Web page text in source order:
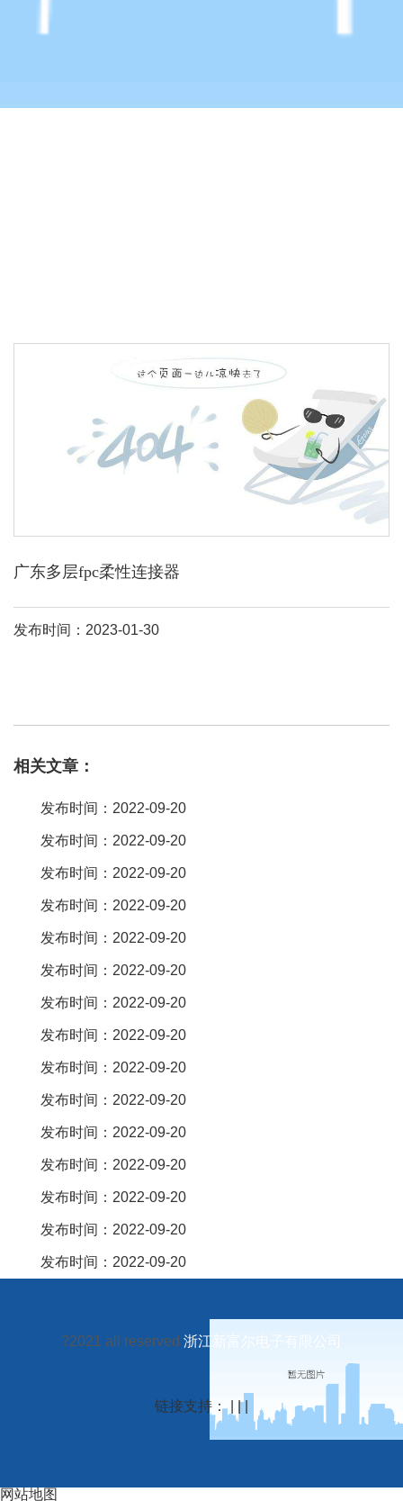
广东多层fpc柔性连接器
发布时间：2023-01-30
额定等级 (ac/dc) 接触电阻（初 期） 绝缘电阻 绝缘电压 机械耐久性
min。 ac200v 。全间距 tp：最外部两条导体中心线之间的距离，
tp=p*（n-1）；总宽度 w：排线两个边缘中间的距离，w=p*（n
1）；总长度 tl：排线两端的距离；插入厚度 tt：排线两个连接端的
厚度；。2、深圳市金骏电路技术有限公司 主营产品：柔性线路板，
软板，fpc。地址：宝安沙井丽城工业区y栋3楼。成立时间：2019-
母，ffc/fpc连接器，针座，简牛，牛角，ss。珠三角柔性线路板公司
资料 厂家名称 全称 产品类型 地理位置 深圳
相关文章：
发布时间：2022-09-20
发布时间：2022-09-20
发布时间：2022-09-20
发布时间：2022-09-20
发布时间：2022-09-20
发布时间：2022-09-20
发布时间：2022-09-20
发布时间：2022-09-20
发布时间：2022-09-20
发布时间：2022-09-20
发布时间：2022-09-20
发布时间：2022-09-20
发布时间：2022-09-20
发布时间：2022-09-20
发布时间：2022-09-20
?2021 all reserved 浙江新富尔电子有限公司
链接支持： | | |
网站地图